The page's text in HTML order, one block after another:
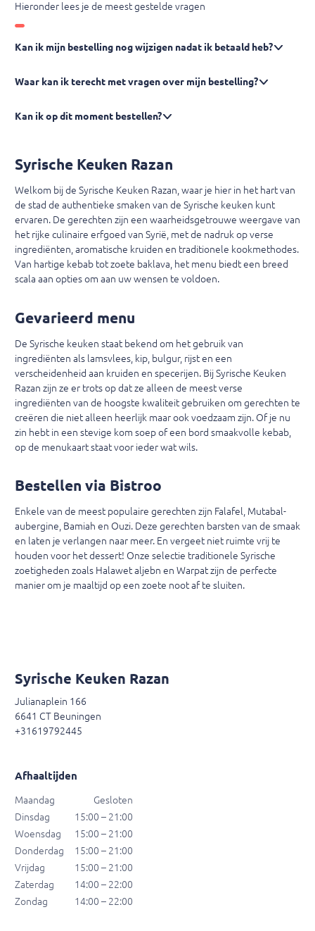
Hieronder lees je de meest gestelde vragen
Kan ik mijn bestelling nog wijzigen nadat ik betaald heb?
Waar kan ik terecht met vragen over mijn bestelling?
Kan ik op dit moment bestellen?
Syrische Keuken Razan
Welkom bij de Syrische Keuken Razan, waar je hier in het hart van
de stad de authentieke smaken van de Syrische keuken kunt
ervaren. De gerechten zijn een waarheidsgetrouwe weergave van
het rijke culinaire erfgoed van Syrië, met de nadruk op verse
ingrediënten, aromatische kruiden en traditionele kookmethodes.
Van hartige kebab tot zoete baklava, het menu biedt een breed
scala aan opties om aan uw wensen te voldoen.
Gevarieerd menu
De Syrische keuken staat bekend om het gebruik van
ingrediënten als lamsvlees, kip, bulgur, rijst en een
verscheidenheid aan kruiden en specerijen. Bij Syrische Keuken
Razan zijn ze er trots op dat ze alleen de meest verse
ingrediënten van de hoogste kwaliteit gebruiken om gerechten te
creëren die niet alleen heerlijk maar ook voedzaam zijn. Of je nu
zin ​​hebt in een stevige kom soep of een bord smaakvolle kebab,
op de menukaart staat voor ieder wat wils.
Bestellen via Bistroo
Enkele van de meest populaire gerechten zijn Falafel, Mutabal-
aubergine, Bamiah en Ouzi. Deze gerechten barsten van de smaak
en laten je verlangen naar meer. En vergeet niet ruimte vrij te
houden voor het dessert! Onze selectie traditionele Syrische
zoetigheden zoals Halawet aljebn en Warpat zijn de perfecte
manier om je maaltijd op een zoete noot af te sluiten.
Syrische Keuken Razan
Julianaplein 166
6641 CT Beuningen
+31619792445
Afhaaltijden
Maandag
Gesloten
Dinsdag
15:00 – 21:00
Woensdag
15:00 – 21:00
Donderdag
15:00 – 21:00
Vrijdag
15:00 – 21:00
Zaterdag
14:00 – 22:00
Zondag
14:00 – 22:00